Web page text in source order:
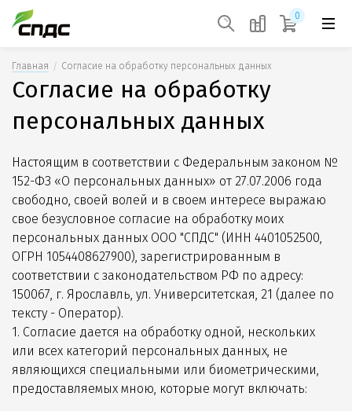
0
Главная Согласие на обработку персональных данных
Согласие на обработку
персональных данных
Настоящим в соответствии с Федеральным законом №
152-ФЗ «О персональных данных» от 27.07.2006 года
свободно, своей волей и в своем интересе выражаю
свое безусловное согласие на обработку моих
персональных данных ООО "СПДС" (ИНН 4401052500,
ОГРН 1054408627900), зарегистрированным в
соответствии с законодательством РФ по адресу:
150067, г. Ярославль, ул. Университетская, 21 (далее по
тексту - Оператор).
1. Согласие дается на обработку одной, нескольких
или всех категорий персональных данных, не
являющихся специальными или биометрическими,
предоставляемых мною, которые могут включать: